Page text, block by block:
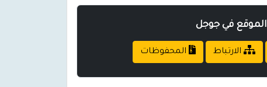
الموقع في جوجل
الارتباط المحفوظات